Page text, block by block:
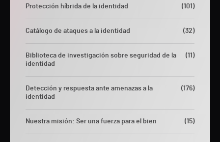
Protección híbrida de la identidad (101)
Catálogo de ataques a la identidad (32)
Biblioteca de investigación sobre seguridad de la
identidad
(11)
Detección y respuesta ante amenazas a la
identidad
(176)
Nuestra misión: Ser una fuerza para el bien (15)